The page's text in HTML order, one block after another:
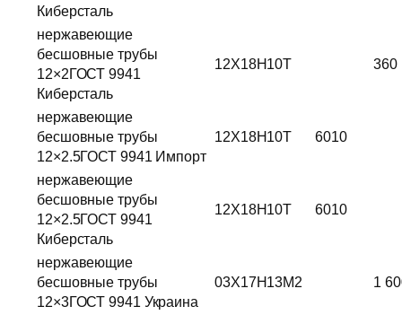
Киберсталь
нержавеющие
бесшовные трубы
12×2ГОСТ 9941
Киберсталь
12Х18Н10Т 360
нержавеющие
бесшовные трубы
12×2.5ГОСТ 9941 Импорт
12Х18Н10Т 6010
нержавеющие
бесшовные трубы
12×2.5ГОСТ 9941
Киберсталь
12Х18Н10Т 6010
нержавеющие
бесшовные трубы
12×3ГОСТ 9941 Украина
03Х17Н13М2 1